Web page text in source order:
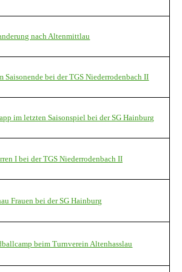
nach Altenmittlau
Saisonende bei der TGS Niederrodenbach II
im letzten Saisonspiel bei der SG Hainburg
I bei der TGS Niederrodenbach II
Frauen bei der SG Hainburg
beim Turnverein Altenhasslau